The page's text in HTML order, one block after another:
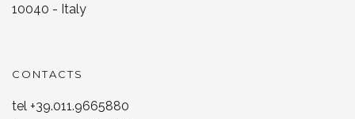
10040 - Italy
CONTACTS
tel +39.011.9665880